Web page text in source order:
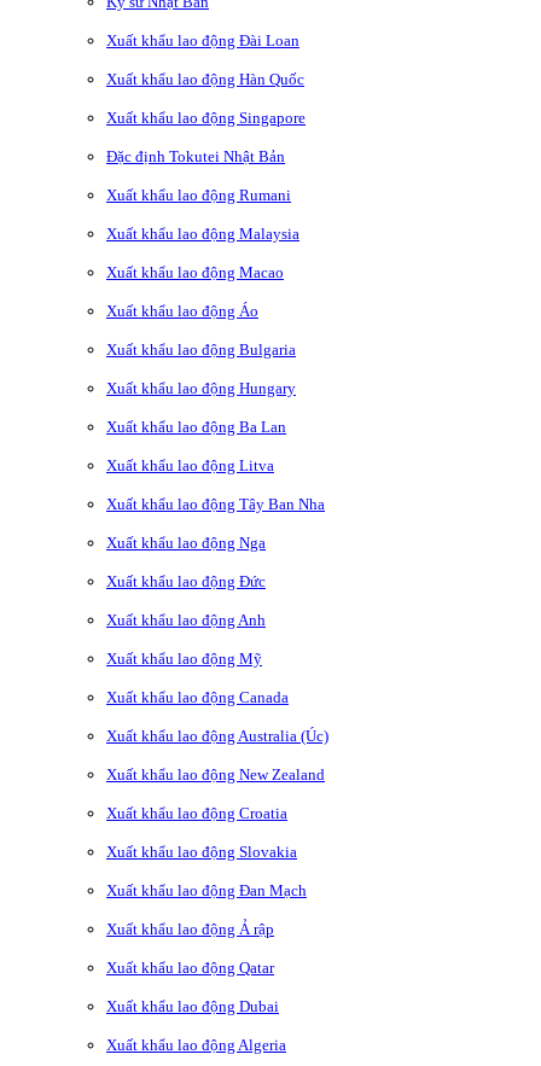
Xuất khẩu lao động Đài Loan
Xuất khẩu lao động Hàn Quốc
Xuất khẩu lao động Singapore
Đặc định Tokutei Nhật Bản
Xuất khẩu lao động Rumani
Xuất khẩu lao động Malaysia
Xuất khẩu lao động Macao
Xuất khẩu lao động Áo
Xuất khẩu lao động Bulgaria
Xuất khẩu lao động Hungary
Xuất khẩu lao động Ba Lan
Xuất khẩu lao động Litva
Xuất khẩu lao động Tây Ban Nha
Xuất khẩu lao động Nga
Xuất khẩu lao động Đức
Xuất khẩu lao động Anh
Xuất khẩu lao động Mỹ
Xuất khẩu lao động Canada
Xuất khẩu lao động Australia (Úc)
Xuất khẩu lao động New Zealand
Xuất khẩu lao động Croatia
Xuất khẩu lao động Slovakia
Xuất khẩu lao động Đan Mạch
Xuất khẩu lao động Ả rập
Xuất khẩu lao động Qatar
Xuất khẩu lao động Dubai
Xuất khẩu lao động Algeria